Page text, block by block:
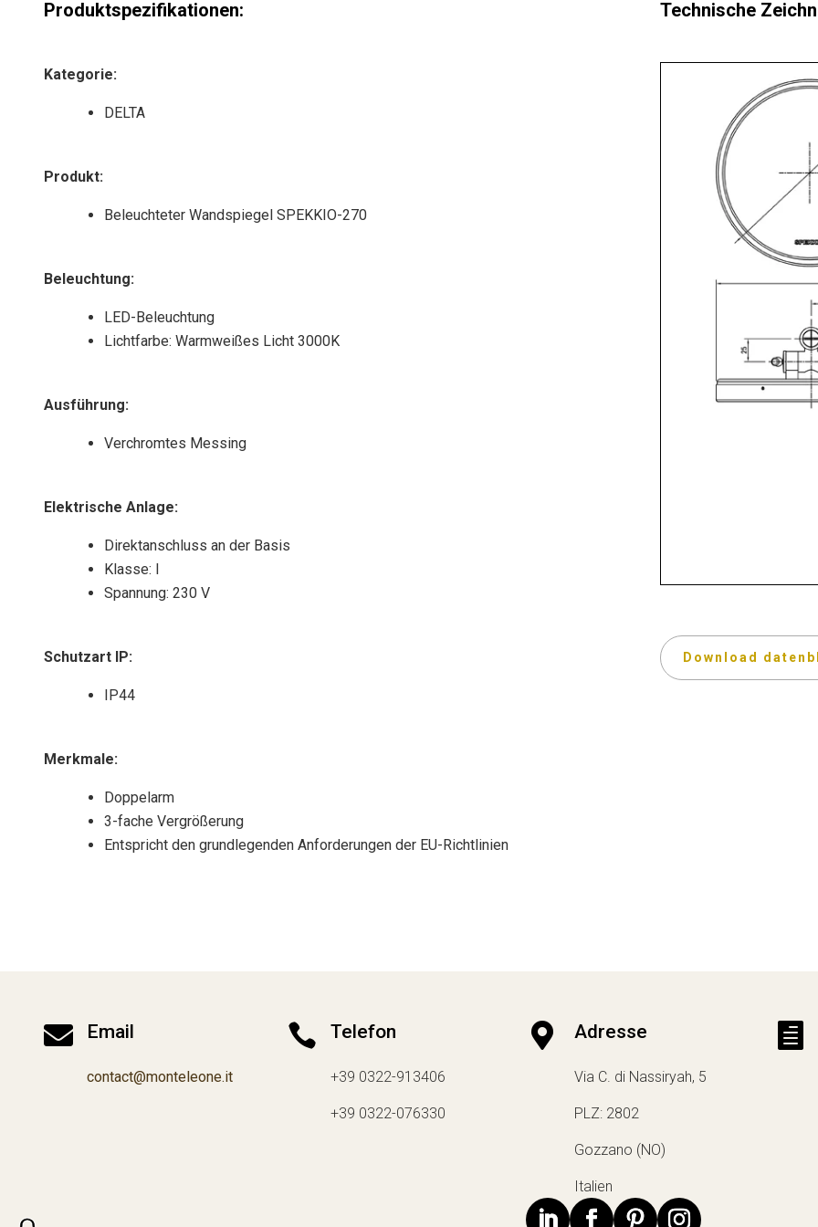
Produktspezifikationen:
Kategorie:
DELTA
Produkt:
Beleuchteter Wandspiegel SPEKKIO-270
Beleuchtung:
LED-Beleuchtung
Lichtfarbe: Warmweißes Licht 3000K
Ausführung:
Verchromtes Messing
Elektrische Anlage:
Direktanschluss an der Basis
Klasse: I
Spannung: 230 V
Schutzart IP:
IP44
Merkmale:
Doppelarm
3-fache Vergrößerung
Entspricht den grundlegenden Anforderungen der EU-Richtlinien
Technische
Download
 Email
contact@monteleone.it
 Telefon
+39 0322-913406
+39 0322-076330
 Adresse
Via C. di Nassiryah, 5
PLZ: 2802
Gozzano (NO)
Italien
